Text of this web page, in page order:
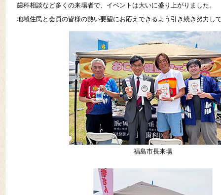
歯科相談など多くの来場者で、イベントは大いに盛り上がりました。
地域住民と会員の皆様の熱い要望にお応えできるよう引き続き努力し
福島市長来場